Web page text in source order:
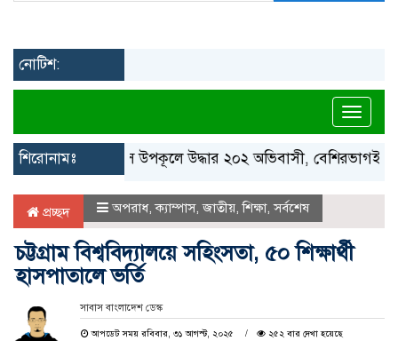
নোটিশ:
শিরোনামঃগ্রিস উপকূলে উদ্ধার ২০২ অভিবাসী, বেশিরভাগই
প্রচ্ছদ অপরাধ,ক্যাম্পাস,জাতীয়,শিক্ষা,সর্বশেষ
চট্টগ্রাম বিশ্ববিদ্যালয়ে সহিংসতা, ৫০ শিক্ষার্থী
হাসপাতালে ভর্তি
সাবাস বাংলাদেশ ডেস্ক
আপডেট সময় রবিবার, ৩১ আগস্ট, ২০২৫ ২৫২ বার দেখা হয়েছে